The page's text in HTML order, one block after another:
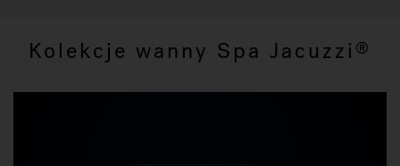
Kolekcje wanny Spa Jacuzzi ®